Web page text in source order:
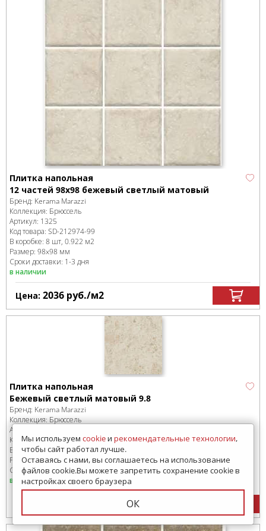
Плитка напольная
12 частей 98х98 бежевый светлый матовый
Бренд: Kerama Marazzi
Коллекция: Брюссель
Артикул: 1325
Код товара: SD-212974-99
В коробке: 8 шт, 0.922 м2
Размер: 98x98 мм
Сроки доставки: 1-3 дня
в наличии
Цена: 2036 руб./м2
Плитка напольная
Бежевый светлый матовый 9.8
Бренд: Kerama Marazzi
Коллекция:Брюссель
Артикул:
Код товара:SD-212975-99
В коробке: 100 шт, 0.96 м2
Размер:98x98 мм
Сроки доставки: 1-3 дня
в наличии
Мы используем cookieи рекомендательные технологии,
чтобы сайт работал лучше.
Оставаясь с нами, вы соглашаетесь на использование
файлов cookie.Вы можете запретить сохранение cookie в
настройках своего браузера
ОК